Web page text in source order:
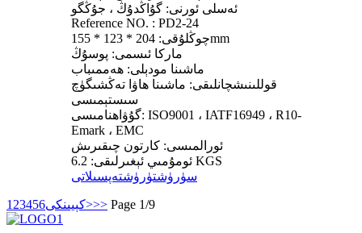
ئەسلى ئورنى: گۇاڭدۇڭ ، جۇڭگو
Reference NO. : PD2-24
چوڭلۇقى: 204 * 123 * 155mm
ماركا ئىسمى: پوسۇڭ
ماشىنا مودېلى: ھەممىباب
قوللىنىشچانلىقى: ماشىنا ھاۋا تەڭشىگۈچ
سىستېمىسى
گۇۋاھنامىسى: ISO9001 ، IATF16949 ، R10-
Emark ، EMC
ئورالمىسى: كارتون چىقىرىش
ئومۇمىي ئېغىرلىقى: 6.2 KGS
سۈرۈشتۈرۈشتەپسىلاتى
1 23456 كېيىنكى>>> Page 1/9